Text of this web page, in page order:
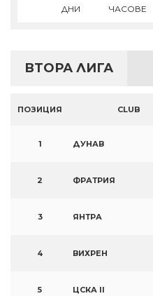
ДНИ ЧАСОВЕ
ВТОРА ЛИГА
ПОЗИЦИЯ CLUB
1 ДУНАВ
2 ФРАТРИЯ
3 ЯНТРА
4 ВИХРЕН
5 ЦСКА II